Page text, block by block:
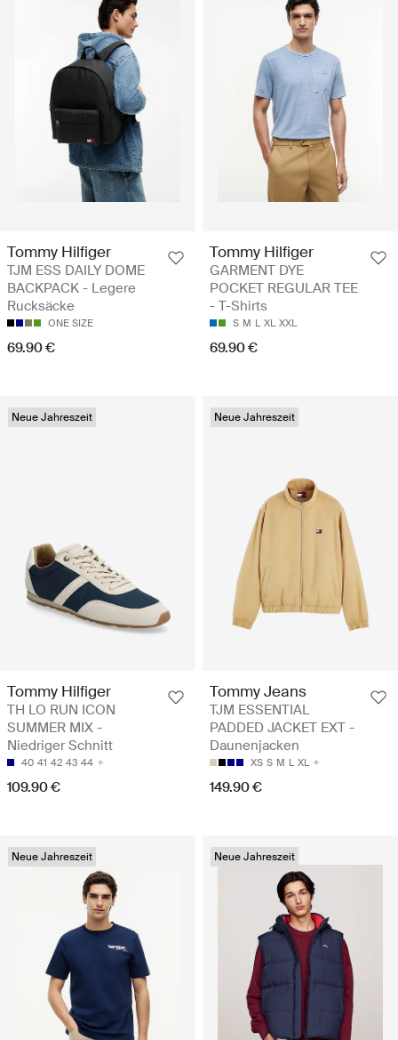
Tommy Hilfiger
TJM ESS DAILY DOME
BACKPACK - Legere
Rucksäcke
ONE SIZE
69.90 €
Tommy Hilfiger
GARMENT DYE
POCKET REGULAR TEE
- T-Shirts
S M L XL XXL
69.90 €
Neue Jahreszeit
Tommy Hilfiger
TH LO RUN ICON
SUMMER MIX -
Niedriger Schnitt
40 41 42 43 44
109.90 €
Neue Jahreszeit
Tommy Jeans
TJM ESSENTIAL
PADDED JACKET EXT -
Daunenjacken
XS S M L XL
149.90 €
Neue Jahreszeit Neue Jahreszeit